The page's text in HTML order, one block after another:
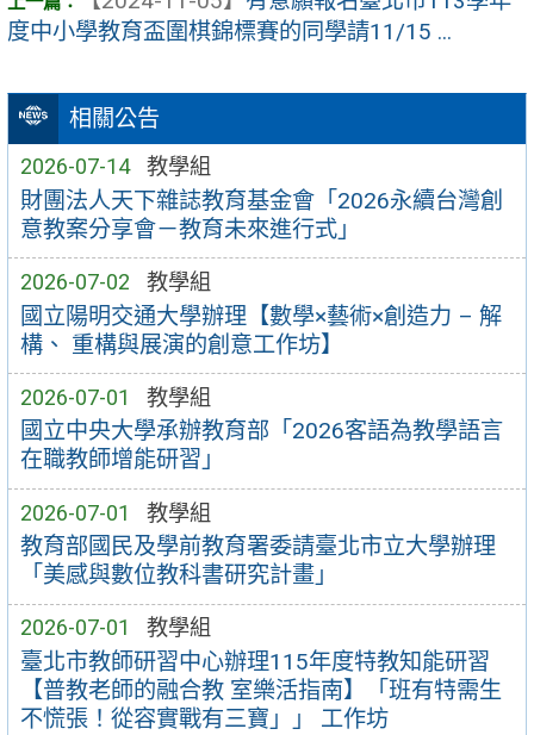
相關公告
2026-07-14 教學組
財團法人天下雜誌教育基金會「2026永續台灣創
意教案分享會－教育未來進行式」
2026-07-02 教學組
國立陽明交通大學辦理【數學×藝術×創造力 – 解
構、 重構與展演的創意工作坊】
2026-07-01 教學組
國立中央大學承辦教育部「2026客語為教學語言
在職教師增能研習」
2026-07-01 教學組
教育部國民及學前教育署委請臺北市立大學辦理
「美感與數位教科書研究計畫」
2026-07-01 教學組
臺北市教師研習中心辦理115年度特教知能研習
【普教老師的融合教 室樂活指南】「班有特需生
不慌張！從容實戰有三寶」」 工作坊
度中小學教育盃圍棋錦標賽的同學請11/15 ...